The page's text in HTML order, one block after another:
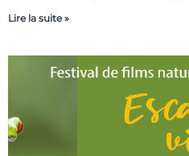
Lire la suite »